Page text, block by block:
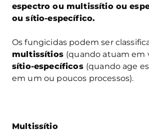
espectro ou multissítio ou
ou sítio-específico.
Os fungicidas podem ser
multissítios (quando atuam em
sítio-específicos (quando age
em um ou poucos processos).
Multissítio